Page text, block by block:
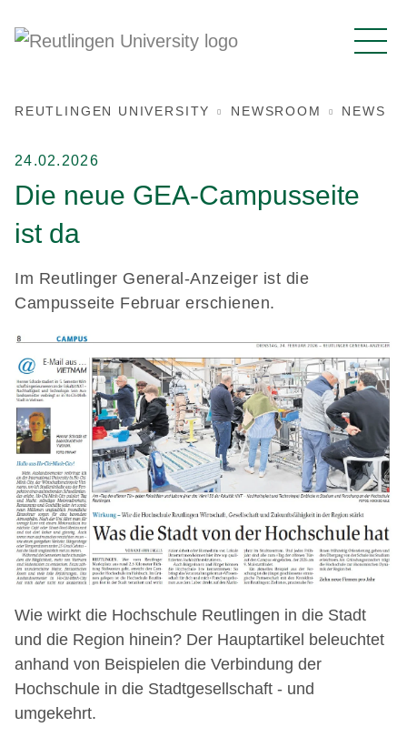
REUTLINGEN UNIVERSITY NEWSROOM NEWS
24.02.2026
Die neue GEA-Campusseite
ist da
Im Reutlinger General-Anzeiger ist die
Campusseite Februar erschienen.
Wie wirkt die Hochschule Reutlingen in die Stadt
und die Region hinein? Der Hauptartikel beleuchtet
anhand von Beispielen die Verbindung der
Hochschule in die Stadtgesellschaft - und
umgekehrt.